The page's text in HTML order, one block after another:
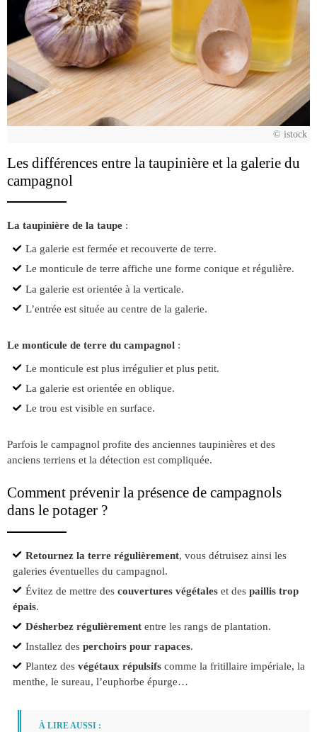
© istock
Les différences entre la taupinière et la galerie du
campagnol
La taupinière de la taupe :
La galerie est fermée et recouverte de terre.
Le monticule de terre affiche une forme conique et régulière.
La galerie est orientée à la verticale.
L’entrée est située au centre de la galerie.
Le monticule de terre du campagnol :
Le monticule est plus irrégulier et plus petit.
La galerie est orientée en oblique.
Le trou est visible en surface.
Parfois le campagnol profite des anciennes taupinières et des
anciens terriens et la détection est compliquée.
Comment prévenir la présence de campagnols
dans le potager ?
Retournez la terre régulièrement, vous détruisez ainsi les
galeries éventuelles du campagnol.
Évitez de mettre des couvertures végétaleset des paillis trop
épais.
Désherbez régulièremententre les rangs de plantation.
Installez des perchoirs pour rapaces.
Plantez des végétaux répulsifscomme la fritillaire impériale, la
menthe, le sureau, l’euphorbe épurge…
À LIRE AUSSI :